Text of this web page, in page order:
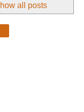
all posts